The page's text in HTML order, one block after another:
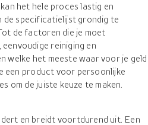
het hele proces lastig en
de specificatielijst grondig te
de factoren die je moet
reiniging en
welke het meeste waar voor je geld
een product voor persoonlijke
om de juiste keuze te maken.
en breidt voortdurend uit. Een